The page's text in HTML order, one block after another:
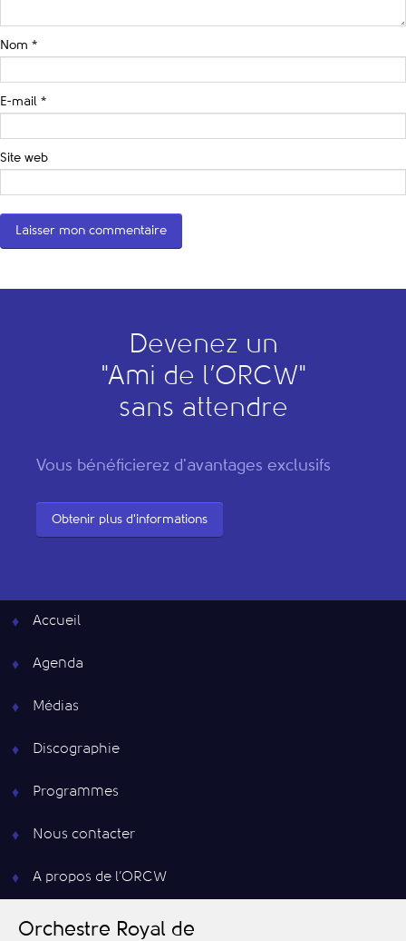
Nom *
E-mail *
Site web
Devenez un
"Ami de l’ORCW"
sans attendre
Vous bénéficierez d'avantages exclusifs
Obtenir plus d'informations
Accueil
Agenda
Médias
Discographie
Programmes
Nous contacter
A propos de l’ORCW
Orchestre Royal de